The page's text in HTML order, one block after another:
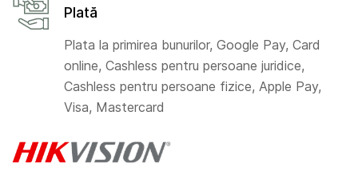
Plată
Plata la primirea bunurilor, Google Pay, Card
online, Cashless pentru persoane juridice,
Cashless pentru persoane fizice, Apple Pay,
Visa, Mastercard